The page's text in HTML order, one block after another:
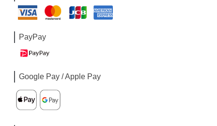
PayPay
Google Pay / Apple Pay